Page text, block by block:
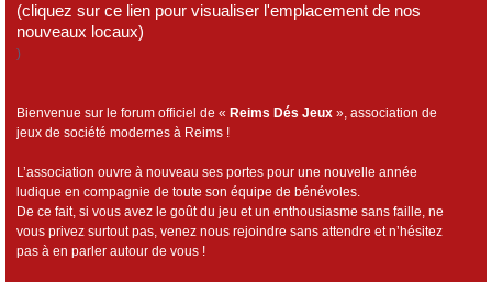
(cliquez sur ce lien pour visualiser l'emplacement de nos
nouveaux locaux)
)
Bienvenue sur le forum officiel de « Reims Dés Jeux », association de
jeux de société modernes à Reims !
L’association ouvre à nouveau ses portes pour une nouvelle année
ludique en compagnie de toute son équipe de bénévoles.
De ce fait, si vous avez le goût du jeu et un enthousiasme sans faille, ne
vous privez surtout pas, venez nous rejoindre sans attendre et n’hésitez
pas à en parler autour de vous !